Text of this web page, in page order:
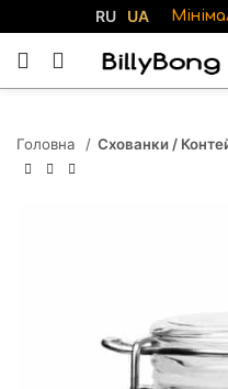
RU UA
Головна Схованки /